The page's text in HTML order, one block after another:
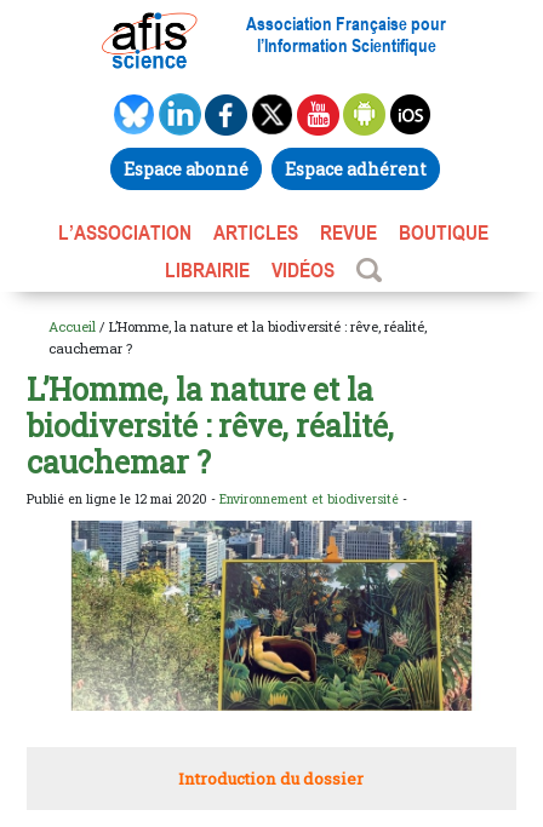
Association Française pour
l’Information Scientifique
Espace abonné Espace adhérent
L’ASSOCIATION ARTICLES REVUE
BOUTIQUE
LIBRAIRIE
VIDÉOS
Accueil / L’Homme, la nature et la biodiversité : rêve, réalité,
cauchemar ?
L’Homme, la nature et la
biodiversité : rêve, réalité,
cauchemar ?
Publié en ligne le 12 mai 2020 -Environnement et biodiversité -
Introduction du dossier